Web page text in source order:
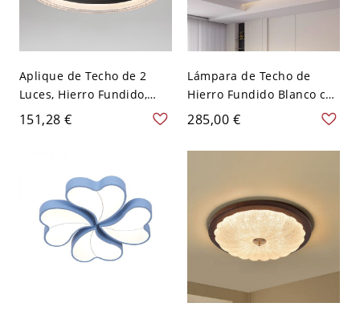
Aplique de Techo de 2
Luces, Hierro Fundido,
Montaje Superficial Negro
Simétrico, Cableado para
Cálida/Blanca/Neutra
Regulable), 16"
151,28 €
Lámpara de Techo de
Hierro Fundido Blanco con
Pantalla Acrílica para
Salón, LED, Empotrada,
110V-120V, Tres Tonos
285,00 €